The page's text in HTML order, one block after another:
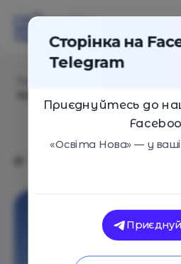
Сторінка на
Telegram
Приєднуйтесь до
«Освіта Нова» — у